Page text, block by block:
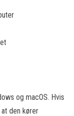
og macOS. Hvis
den kører